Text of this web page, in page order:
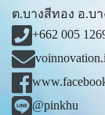
ต.บางสีทอง อ.บ
+662 005
@pinkhu